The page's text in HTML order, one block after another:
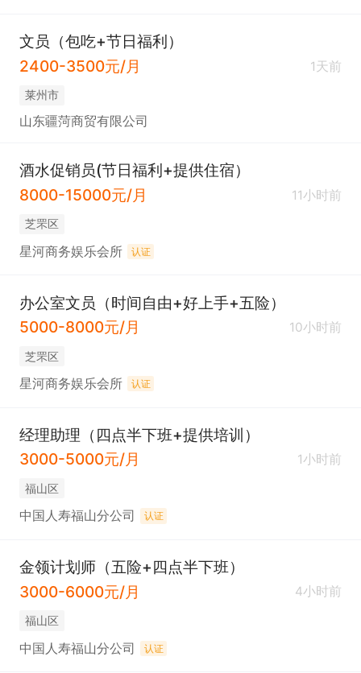
文员（包吃+节日福利）
2400-3500元/月
1天前
莱州市
山东疆菏商贸有限公司
酒水促销员(节日福利+提供住宿）
8000-15000元/月
11小时前
芝罘区
星河商务娱乐会所 认证
办公室文员（时间自由+好上手+五险）
5000-8000元/月
10小时前
芝罘区
星河商务娱乐会所 认证
经理助理（四点半下班+提供培训）
3000-5000元/月
1小时前
福山区
中国人寿福山分公司 认证
金领计划师（五险+四点半下班）
3000-6000元/月
4小时前
福山区
中国人寿福山分公司 认证